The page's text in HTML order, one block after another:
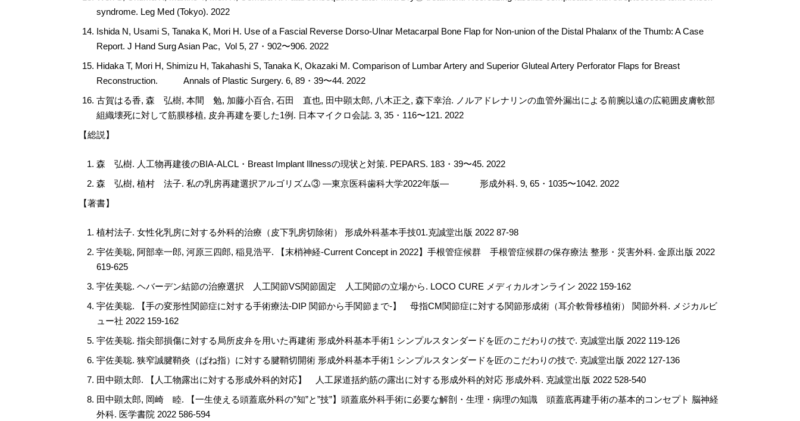
syndrome. Leg Med (Tokyo). 2022
Ishida N, Usami S, Tanaka K, Mori H. Use of a Fascial Reverse Dorso-Ulnar Metacarpal Bone Flap for Non-union of the Distal Phalanx of the Thumb: A Case
Report. J Hand Surg Asian Pac, Vol 5, 27・902〜906. 2022
Hidaka T, Mori H, Shimizu H, Takahashi S, Tanaka K, Okazaki M. Comparison of Lumbar Artery and Superior Gluteal Artery Perforator Flaps for Breast
Reconstruction. Annals of Plastic Surgery. 6, 89・39〜44. 2022
古賀はる香, 森 弘樹, 本間 勉, 加藤小百合, 石田 直也, 田中顕太郎, 八木正之, 森下幸治. ノルアドレナリンの血管外漏出による前腕以遠の広範囲皮膚軟部
組織壊死に対して筋膜移植, 皮弁再建を要した1例. 日本マイクロ会誌. 3, 35・116〜121. 2022
【総説】
森 弘樹. 人工物再建後のBIA-ALCL・Breast Implant Illnessの現状と対策. PEPARS. 183・39〜45. 2022
森 弘樹, 植村 法子. 私の乳房再建選択アルゴリズム③ ―東京医科歯科大学2022年版― 形成外科. 9, 65・1035〜1042. 2022
【著書】
植村法子. 女性化乳房に対する外科的治療（皮下乳房切除術） 形成外科基本手技01.克誠堂出版 2022 87-98
宇佐美聡, 阿部幸一郎, 河原三四郎, 稲見浩平. 【末梢神経-Current Concept in 2022】手根管症候群 手根管症候群の保存療法 整形・災害外科. 金原出版 2022
619-625
宇佐美聡. ヘバーデン結節の治療選択 人工関節VS関節固定 人工関節の立場から. LOCO CURE メディカルオンライン 2022 159-162
宇佐美聡. 【手の変形性関節症に対する手術療法-DIP 関節から手関節まで-】 母指CM関節症に対する関節形成術（耳介軟骨移植術） 関節外科. メジカルビ
ュー社 2022 159-162
宇佐美聡. 指尖部損傷に対する局所皮弁を用いた再建術 形成外科基本手術1 シンプルスタンダードを匠のこだわりの技で. 克誠堂出版 2022 119-126
宇佐美聡. 狭窄誠腱鞘炎（ばね指）に対する腱鞘切開術 形成外科基本手術1 シンプルスタンダードを匠のこだわりの技で. 克誠堂出版 2022 127-136
田中顕太郎. 【人工物露出に対する形成外科的対応】 人工尿道括約筋の露出に対する形成外科的対応 形成外科. 克誠堂出版 2022 528-540
田中顕太郎, 岡崎 睦. 【一生使える頭蓋底外科の”知”と”技”】頭蓋底外科手術に必要な解剖・生理・病理の知識 頭蓋底再建手術の基本的コンセプト 脳神経
外科. 医学書院 2022 586-594